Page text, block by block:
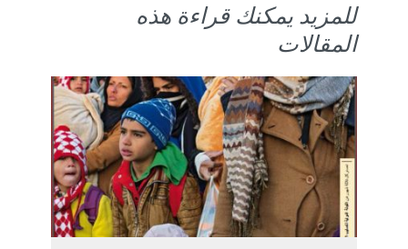
للمزيد يمكنك قراءة هذه
المقالات